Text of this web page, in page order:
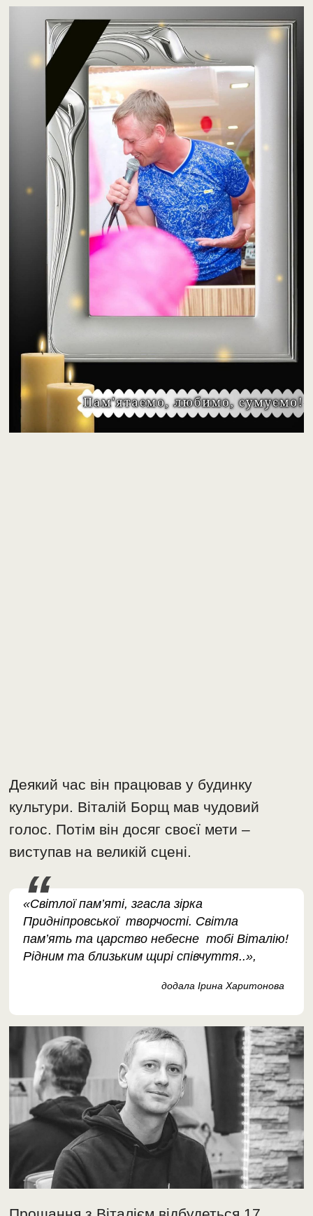
Деякий час він працював у будинку
культури. Віталій Борщ мав чудовий
голос. Потім він досяг своєї мети –
виступав на великій сцені.
«Світлої пам’яті, згасла зірка
Придніпровської творчості. Світла
пам’ять та царство небесне тобі Віталію!
Рідним та близьким щирі співчуття..»,
додала Ірина Харитонова